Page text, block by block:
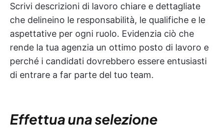
Scrivi descrizioni di lavoro chiare e dettagliate
che delineino le responsabilità, le qualifiche e le
aspettative per ogni ruolo. Evidenzia ciò che
rende la tua agenzia un ottimo posto di lavoro e
perché i candidati dovrebbero essere entusiasti
di entrare a far parte del tuo team.
Effettua una selezione